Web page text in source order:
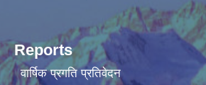
Reports
वार्षिक प्रगति प्रतिवेदन